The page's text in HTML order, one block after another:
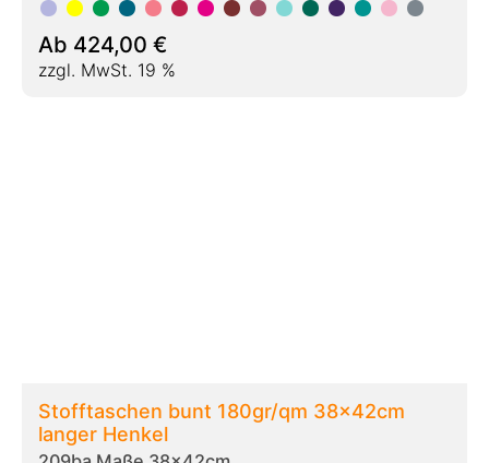
Ab182,00€
zzgl. MwSt. 19 %
Stofftaschen bunt 220gr/qm 38x42cm
langer Henkel